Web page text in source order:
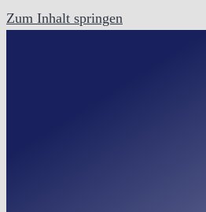
Zum Inhalt springen